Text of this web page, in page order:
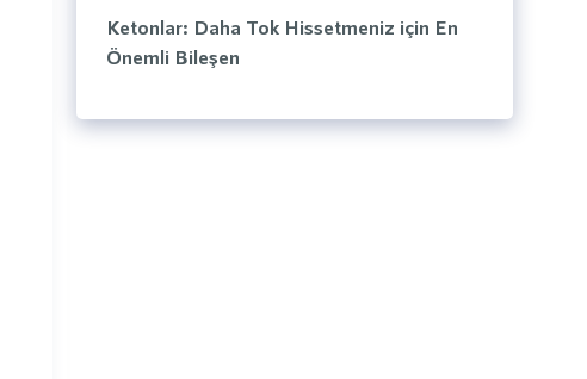
Ketonlar: Daha Tok Hissetmeniz için En
Önemli Bileşen